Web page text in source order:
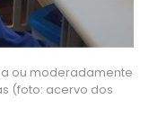
ou moderadamente
(foto: acervo dos